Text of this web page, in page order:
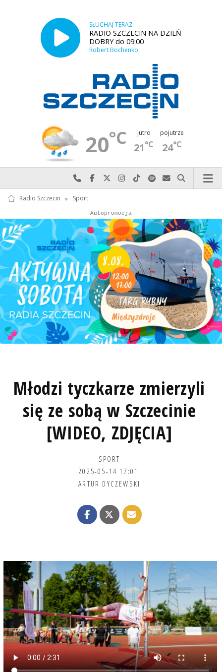
SŁUCHAJ TERAZ
RADIO SZCZECIN NA DZIEŃ
DOBRY do 09:00
Robert Bochenko
20°C jutro
21°C
pojutrze
24°C
Najlepiej po prostu do nas zadzwoń
Odwiedź nas na Facebook-u
Odwiedź nas na X
Odwiedź nas na Instagram-ie
Odwiedź nas na TikTok-u
Szukaj nas na Spotify
Wyślij do nas
Szukaj
Radio Szczecin » Sport
Autopromocja
Autopromocja
Młodzi tyczkarze zmierzyli
się ze sobą w Szczecinie
[WIDEO, ZDJĘCIA]
SPORT
2025-05-14 17:01
ARTUR DYCZEWSKI